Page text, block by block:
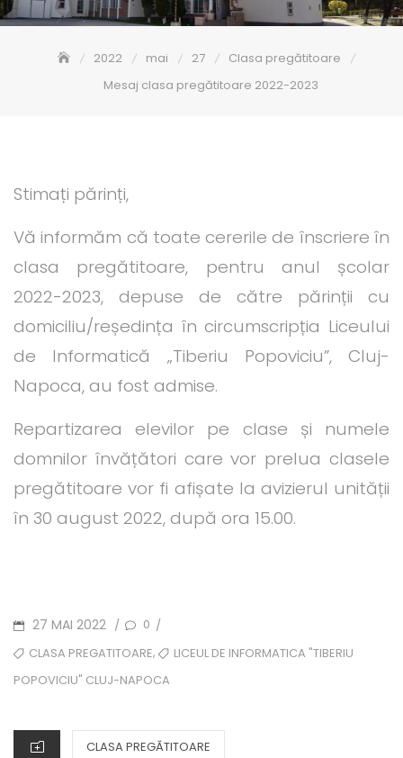
2022 mai 27
Clasa pregătitoare
Mesaj clasa pregătitoare 2022-2023
Stimați părinți,
Vă informăm că toate cererile de înscriere în
clasa pregătitoare, pentru anul școlar
2022-2023, depuse de către părinții cu
domiciliu/reședința în circumscripția Liceului
de Informatică „Tiberiu Popoviciu”, Cluj-
Napoca, au fost admise.
Repartizarea elevilor pe clase și numele
domnilor învățători care vor prelua clasele
pregătitoare vor fi afișate la avizierul unității
în 30 august 2022, după ora 15.00.
POSTED
ON
27 MAI 2022 / 0 /
TAGSCLASA PREGATITOARE,
LICEUL DE INFORMATICA "TIBERIU
POPOVICIU" CLUJ-NAPOCA
CATEGORIES
CLASA PREGĂTITOARE